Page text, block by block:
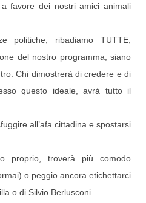
favore dei nostri amici animali
politiche, ribadiamo TUTTE,
del nostro programma, siano
Chi dimostrerà di credere e di
questo ideale, avrà tutto il
all’afa cittadina e spostarsi
proprio, troverà più comodo
o peggio ancora etichettarci
o di Silvio Berlusconi.